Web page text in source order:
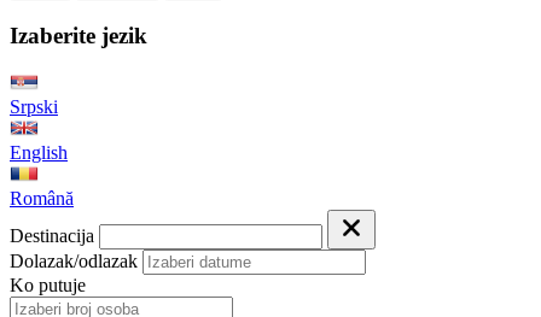
Izaberite jezik
Srpski
English
Română
Destinacija
Dolazak/odlazak
Ko putuje